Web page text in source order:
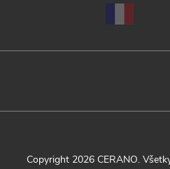
Copyright 2026 CERANO.